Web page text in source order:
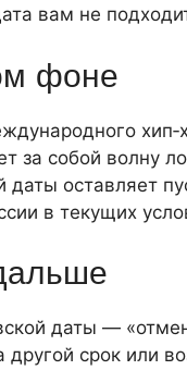
вам не
фоне
за собой волну
оставляет
в текущих
даты —
срок или